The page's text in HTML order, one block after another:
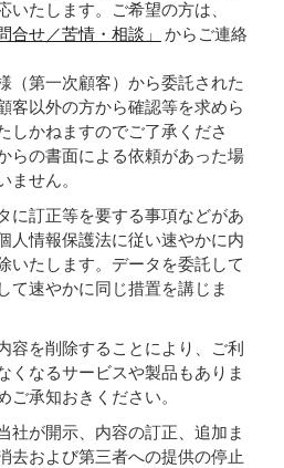
いたします。ご希望の方は、
合せ／苦情・相談」
からご連絡
（第一次顧客）から委託された
客以外の方から確認等を求めら
しかねますのでご了承くださ
らの書面による依頼があった場
ません。
に訂正等を要する事項などがあ
人情報保護法に従い速やかに内
いたします。データを委託して
て速やかに同じ措置を講じま
容を削除することにより、ご利
くなるサービスや製品もありま
ご承知おきください。
社が開示、内容の訂正、追加ま
去および第三者への提供の停止